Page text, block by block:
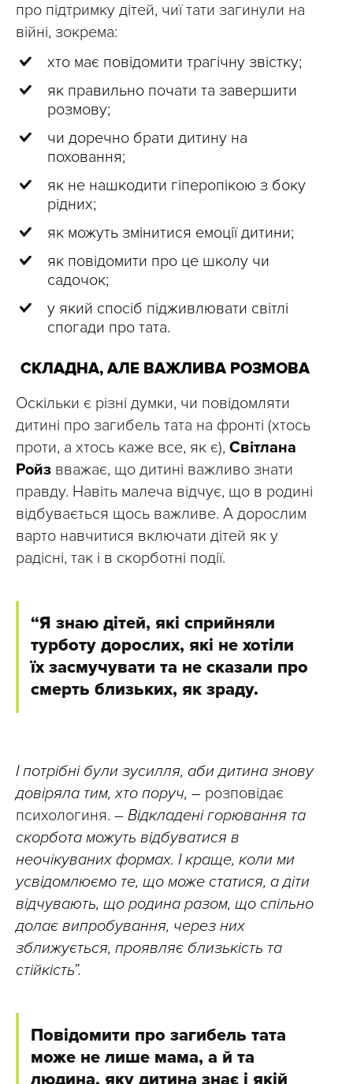
про підтримку дітей, чиї тати загинули на
війні, зокрема:
хто має повідомити трагічну звістку;
як правильно почати та завершити
розмову;
чи доречно брати дитину на
поховання;
як не нашкодити гіперопікою з боку
рідних;
як можуть змінитися емоції дитини;
як повідомити про це школу чи
садочок;
у який спосіб підживлювати світлі
спогади про тата.
СКЛАДНА, АЛЕ ВАЖЛИВА РОЗМОВА
Оскільки є різні думки, чи повідомляти
дитині про загибель тата на фронті (хтось
проти, а хтось каже все, як є), Світлана
Ройз вважає, що дитині важливо знати
правду. Навіть малеча відчує, що в родині
відбувається щось важливе. А дорослим
варто навчитися включати дітей як у
радісні, так і в скорботні події.
“Я знаю дітей, які сприйняли
турботу дорослих, які не хотіли
їх засмучувати та не сказали про
смерть близьких, як зраду.
І потрібні були зусилля, аби дитина знову
довіряла тим, хто поруч, – розповідає
психологиня. – Відкладені горювання та
скорбота можуть відбуватися в
неочікуваних формах. І краще, коли ми
усвідомлюємо те, що може статися, а діти
відчувають, що родина разом, що спільно
долає випробування, через них
зближується, проявляє близькість та
стійкість”.
Повідомити про загибель тата
може не лише мама, а й та
людина, яку дитина знає і якій